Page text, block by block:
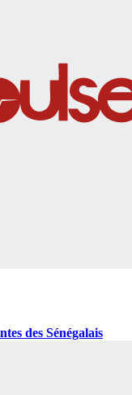
des Sénégalais